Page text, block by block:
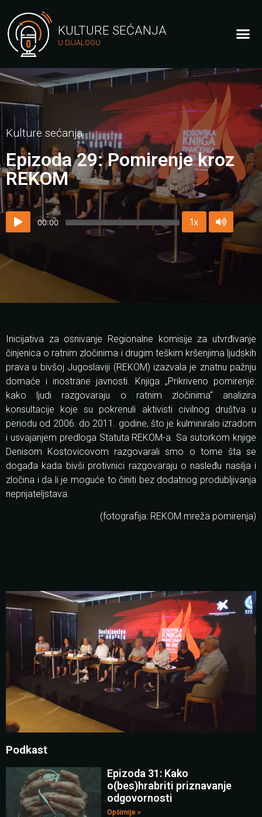
KULTURE SEĆANJA
U DIJALOGU
Kulture sećanja
Epizoda 29: Pomirenje kroz
REKOM
00:00 1x
Inicijativa za osnivanje Regionalne komisije za utvrđivanje
činjenica o ratnim zločinima i drugim teškim kršenjima ljudskih
prava u bivšoj Jugoslaviji (REKOM) izazvala je znatnu pažnju
domaće i inostrane javnosti. Knjiga „Prikriveno pomirenje:
kako ljudi razgovaraju o ratnim zločinima“ analizira
konsultacije koje su pokrenuli aktivisti civilnog društva u
periodu od 2006. do 2011. godine, što je kulminiralo izradom
i usvajanjem predloga Statuta REKOM-a. Sa sutorkom knjige
Denisom Kostovicovom razgovarali smo o tome šta se
događa kada bivši protivnici razgovaraju o nasleđu nasilja i
zločina i da li je moguće to činiti bez dodatnog produbljivanja
neprijateljstava.
(fotografija: REKOM mreža pomirenja)
Podkast
Epizoda 31: Kako
o(bes)hrabriti priznavanje
odgovornosti
Opširnije »